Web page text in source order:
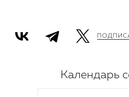
Календарь